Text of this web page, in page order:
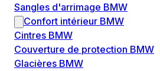
Sangles d'arrimage BMW
Confort intérieur BMW
Cintres BMW
Couverture de protection BMW
Glacières BMW